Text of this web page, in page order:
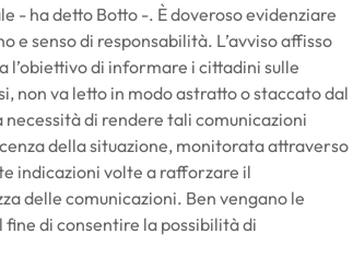
- ha detto Botto -. È doveroso evidenziare
e senso di responsabilità. L’avviso affisso
di informare i cittadini sulle
non va letto in modo astratto o staccato dal
di rendere tali comunicazioni
della situazione, monitorata attraverso
indicazioni volte a rafforzare il
delle comunicazioni. Ben vengano le
di consentire la possibilità di